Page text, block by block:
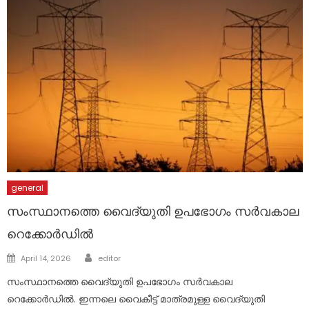
general
സംസ്ഥാനത്തെ വൈദ്യുതി ഉപഭോഗം സര്‍വകാല
റെക്കോര്‍ഡില്‍
Posted
April 14, 2026 Author
editor
സംസ്ഥാനത്തെ വൈദ്യുതി ഉപഭോഗം സര്‍വകാല
റെക്കോര്‍ഡില്‍. ഇന്നലെ വൈകീട്ട് മാത്രമുള്ള വൈദ്യുതി